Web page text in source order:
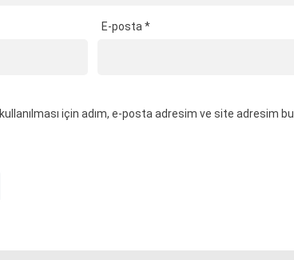
E-posta*
için adım, e-posta adresim ve site adresim bu